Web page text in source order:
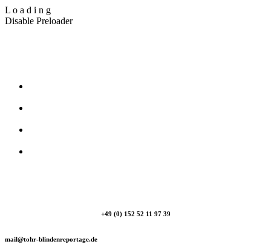
L o a d i n g
Disable Preloader
+49 (0) 152 52 11 97 39
mail@tohr-blindenreportage.de